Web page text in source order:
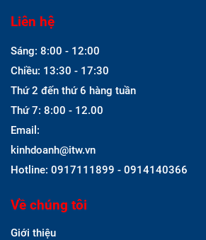
Liên hệ
Sáng: 8:00 - 12:00
Chiều: 13:30 - 17:30
Thứ 2 đến thứ 6 hàng tuần
Thứ 7: 8:00 - 12.00
Email:
kinhdoanh@itw.vn
Hotline: 0917111899 - 0914140366
Về chúng tôi
Giới thiệu